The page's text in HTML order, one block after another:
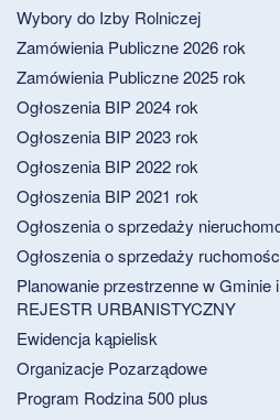
Wybory do Izby Rolniczej
Zamówienia Publiczne 2026 rok
Zamówienia Publiczne 2025 rok
Ogłoszenia BIP 2024 rok
Ogłoszenia BIP 2023 rok
Ogłoszenia BIP 2022 rok
Ogłoszenia BIP 2021 rok
Ogłoszenia o sprzedaży
Ogłoszenia o sprzedaży
Planowanie przestrzenne w Gminie
REJESTR URBANISTYCZNY
Ewidencja kąpielisk
Organizacje Pozarządowe
Program Rodzina 500 plus